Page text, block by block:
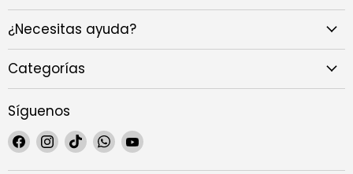
¿Necesitas ayuda?
Categorías
Síguenos
Encuéntrenos
en
Encuéntrenos
en
Encuéntrenos
en
Encuéntrenos
en
Encuéntrenos